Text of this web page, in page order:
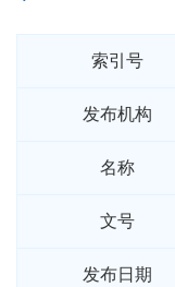
索引号
发布机构
名称
文号
发布日期